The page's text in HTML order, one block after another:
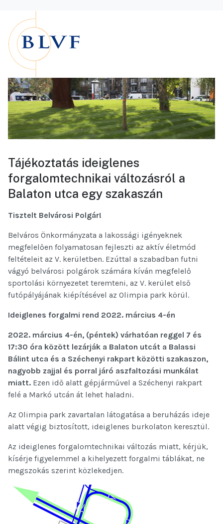
Tájékoztatás ideiglenes
forgalomtechnikai változásról a
Balaton utca egy szakaszán
Tisztelt Belvárosi Polgár!
Belváros Önkormányzata a lakossági igényeknek
megfelelően folyamatosan fejleszti az aktív életmód
feltételeit az V. kerületben. Ezúttal a szabadban futni
vágyó belvárosi polgárok számára kíván megfelelő
sportolási környezetet teremteni, az V. kerület első
futópályájának kiépítésével az Olimpia park körül.
Ideiglenes forgalmi rend 2022. március 4-én
2022. március 4-én, (péntek) várhatóan reggel 7 és
17:30 óra között lezárják a Balaton utcát a Balassi
Bálint utca és a Széchenyi rakpart közötti szakaszon,
nagyobb zajjal és porral járó aszfaltozási munkálat
miatt. Ezen idő alatt gépjárművel a Széchenyi rakpart
felé a Markó utcán át lehet haladni.
Az Olimpia park zavartalan látogatása a beruházás ideje
alatt végig biztosított, ideiglenes burkolaton keresztül.
Az ideiglenes forgalomtechnikai változás miatt, kérjük,
kísérje figyelemmel a kihelyezett forgalmi táblákat, ne
megszokás szerint közlekedjen.